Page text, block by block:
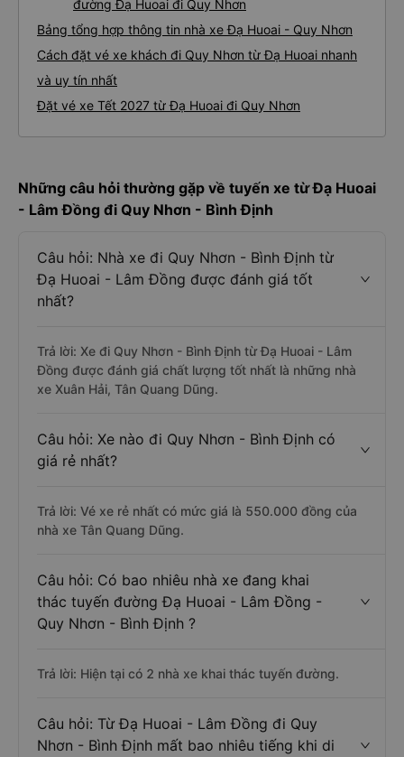
đường Đạ Huoai đi Quy Nhơn
Bảng tổng hợp thông tin nhà xe Đạ Huoai - Quy Nhơn
Cách đặt vé xe khách đi Quy Nhơn từ Đạ Huoai nhanh
và uy tín nhất
Đặt vé xe Tết 2027 từ Đạ Huoai đi Quy Nhơn
Những câu hỏi thường gặp về tuyến xe từ Đạ Huoai
- Lâm Đồng đi Quy Nhơn - Bình Định
Câu hỏi: Nhà xe đi Quy Nhơn - Bình Định từ
Đạ Huoai - Lâm Đồng được đánh giá tốt
nhất?
Trả lời: Xe đi Quy Nhơn - Bình Định từ Đạ Huoai - Lâm
Đồng được đánh giá chất lượng tốt nhất là những nhà
xe Xuân Hải, Tân Quang Dũng.
Câu hỏi: Xe nào đi Quy Nhơn - Bình Định có
giá rẻ nhất?
Trả lời: Vé xe rẻ nhất có mức giá là 550.000 đồng của
nhà xe Tân Quang Dũng.
Câu hỏi: Có bao nhiêu nhà xe đang khai
thác tuyến đường Đạ Huoai - Lâm Đồng -
Quy Nhơn - Bình Định ?
Trả lời: Hiện tại có 2 nhà xe khai thác tuyến đường.
Câu hỏi: Từ Đạ Huoai - Lâm Đồng đi Quy
Nhơn - Bình Định mất bao nhiêu tiếng khi di